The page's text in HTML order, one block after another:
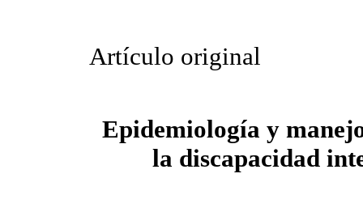
Artículo original
Epidemiología y
la discapacidad